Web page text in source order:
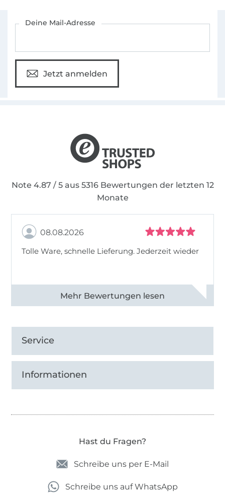
Deine Mail-Adresse
Jetzt anmelden
Note 4.87 / 5 aus 5316 Bewertungen der letzten 12
Monate
08.08.2026
Tolle Ware, schnelle Lieferung. Jederzeit wieder
Alle 83013 Bewertungen ansehen
Service
Informationen
Hast du Fragen?
Schreibe uns per E-Mail
Schreibe uns auf WhatsApp